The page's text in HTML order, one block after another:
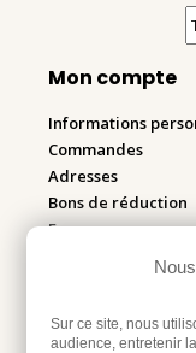
Sur ce site, nous
audience, entretenir
Mon compte
Informations
Commandes
Adresses
Bons de réduction
Espace pro